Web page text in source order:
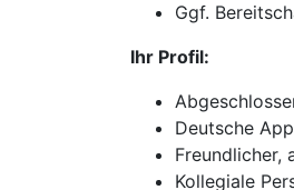
Ggf.
Ihr Profil:
Deutsche
Freundlicher,
Kollegiale